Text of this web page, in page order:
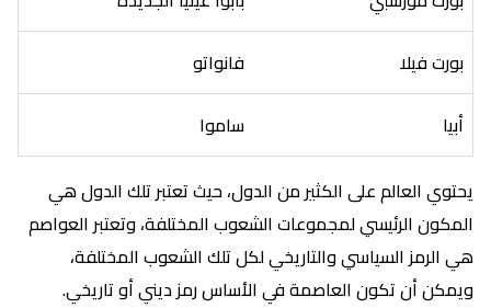
بورت فيلا
فانواتو
أبيا
ساموا
يحتوي العالم على الكثير من الدول، حيث تعتبر تلك الدول هي
المكون الرئيسي لمجموعات الشعوب المختلفة، وتعتبر العواصم
هي الرمز السياسي والتاريخي لكل تلك الشعوب المختلفة،
ويمكن أن تكون العاصمة في الأساس رمز ديني أو تاريخي.